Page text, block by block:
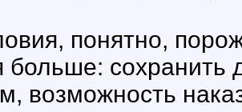
понятно,
больше: сохранить
возможность